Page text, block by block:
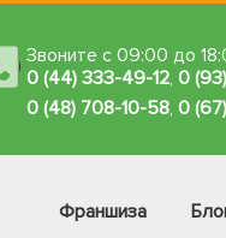
Звоните с 09:00 до
0 (44) 333-49-12, 0
0 (48) 708-10-58, 0
Франшиза